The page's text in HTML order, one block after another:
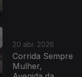
20 abr. 2026
Corrida Sempre
Mulher,